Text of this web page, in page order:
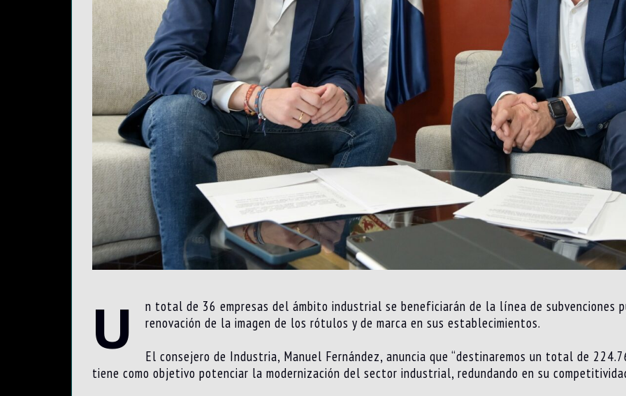
U
n total de 36 empresas del ámbito industrial se beneficiarán de la línea de subvenciones
renovación de la imagen de los rótulos y de marca en sus establecimientos.
El consejero de Industria, Manuel Fernández, anuncia que “destinaremos un total de
tiene como objetivo potenciar la modernización del sector industrial, redundando en su